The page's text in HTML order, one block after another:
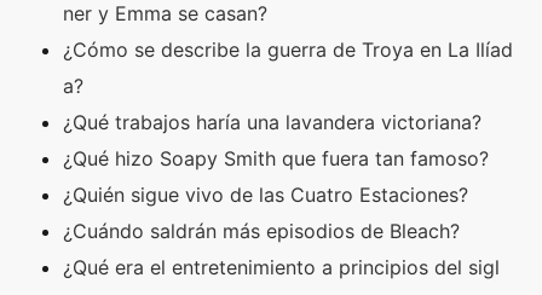
ner y Emma se casan?
¿Cómo se describe la guerra de Troya en La Ilíad
a?
¿Qué trabajos haría una lavandera victoriana?
¿Qué hizo Soapy Smith que fuera tan famoso?
¿Quién sigue vivo de las Cuatro Estaciones?
¿Cuándo saldrán más episodios de Bleach?
¿Qué era el entretenimiento a principios del sigl